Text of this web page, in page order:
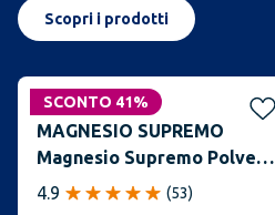
Scopri i prodotti
SCONTO 41%
MAGNESIO SUPREMO
Magnesio Supremo Polvere
300g
4.9 (53)